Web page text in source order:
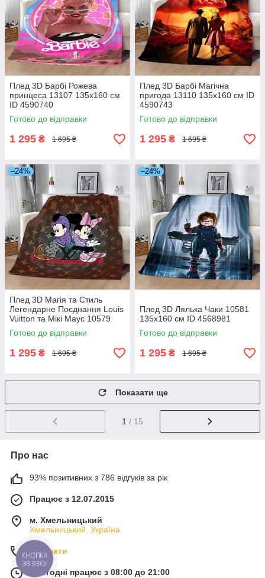
Плед 3D Барбі Рожева
принцеса 13107 135х160 см
ID 4590740
Готово до відправки
1 295 ₴ 1 695 ₴
Плед 3D Барбі Магічна
пригода 13110 135х160 см ID
4590743
Готово до відправки
1 295 ₴ 1 695 ₴
–24%
Плед 3D Магія та Стиль
Легендарне Поєднання Louis
Vuitton та Мікі Маус 10579
135х160 см ID 4568979
Готово до відправки
1 295 ₴ 1 695 ₴
–24%
Плед 3D Лялька Чаки 10581
135х160 см ID 4568981
Готово до відправки
1 295 ₴ 1 695 ₴
Показати ще
1 / 15
Про нас
93% позитивних з 786 відгуків за рік
Працює з 12.07.2015
м. Хмельницький
Хмельницький, Україна
Контакти
Сьогодні працює з 08:00 до 21:00
КНОПКА
ЗВ'ЯЗКУ